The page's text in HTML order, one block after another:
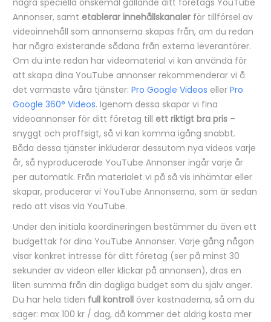
några speciella önskemål gällande ditt företags YouTube
Annonser, samt etablerar innehållskanaler för tillförsel av
videoinnehåll som annonserna skapas från, om du redan
har några existerande sådana från externa leverantörer.
Om du inte redan har videomaterial vi kan använda för
att skapa dina YouTube annonser rekommenderar vi å
det varmaste våra tjänster: Pro Google Videos eller Pro
Google 360° Videos. Igenom dessa skapar vi fina
videoannonser för ditt företag till ett riktigt bra pris –
snyggt och proffsigt, så vi kan komma igång snabbt.
Båda dessa tjänster inkluderar dessutom nya videos varje
år, så nyproducerade YouTube Annonser ingår varje år
per automatik. Från materialet vi på så vis inhämtar eller
skapar, producerar vi YouTube Annonserna, som är sedan
redo att visas via YouTube.
Under den initiala koordineringen bestämmer du även ett
budgettak för dina YouTube Annonser. Varje gång någon
visar konkret intresse för ditt företag (ser på minst 30
sekunder av videon eller klickar på annonsen), dras en
liten summa från din dagliga budget som du själv anger.
Du har hela tiden full kontroll över kostnaderna, så om du
säger: max 100 kr / dag, då kommer det aldrig kosta mer